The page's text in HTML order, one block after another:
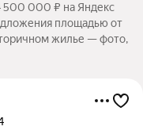
500 000 ₽ на Яндекс
площадью от
жилье — фото,